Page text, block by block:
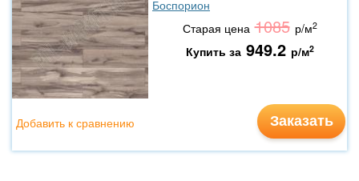
Боспорион
Старая цена 1085 р/м2
Купить за 949.2 р/м2
Заказать
Добавить к сравнению